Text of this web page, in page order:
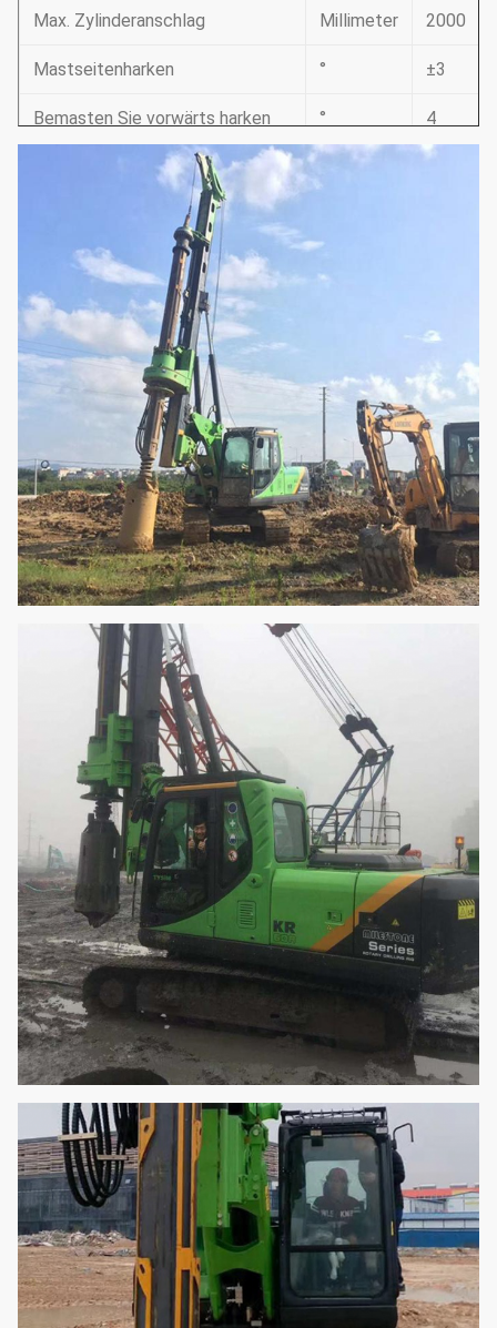
Max. Zylinderanschlag Millimeter 2000
Mastseitenharken ° ±3
Bemasten Sie vorwärts harken ° 4
Max. gehende Geschwindigkeit
Max. Zugkraft
Funktionierende Höhe 10600
Funktionierende Breite Millimeter 2690
Transporthöhe Millimeter 3250
Transportbreite Millimeter 2690
Transportlänge Millimeter 9500
Gesamtgewicht t 20